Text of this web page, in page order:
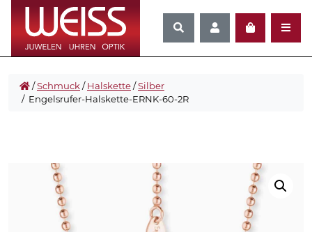
/Schmuck/Halskette/Silber
/ Engelsrufer-Halskette-ERNK-60-2R